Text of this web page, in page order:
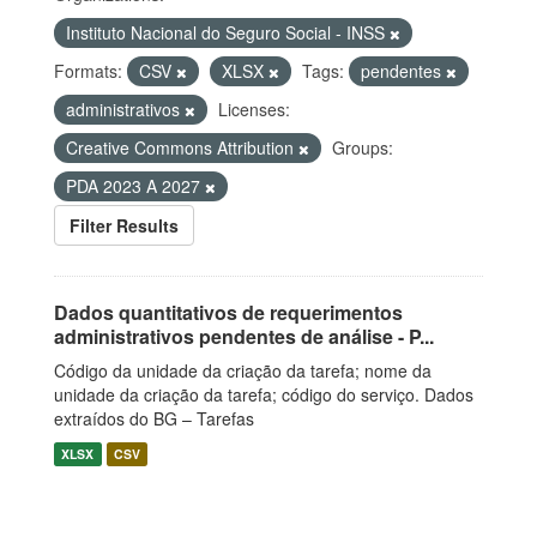
Instituto Nacional do Seguro Social - INSS
Formats:
CSV XLSX Tags:
pendentes
administrativos
Licenses:
Creative Commons Attribution
Groups:
PDA 2023 A 2027
Filter Results
Dados quantitativos de requerimentos
administrativos pendentes de análise - P...
Código da unidade da criação da tarefa; nome da
unidade da criação da tarefa; código do serviço. Dados
extraídos do BG – Tarefas
XLSX CSV